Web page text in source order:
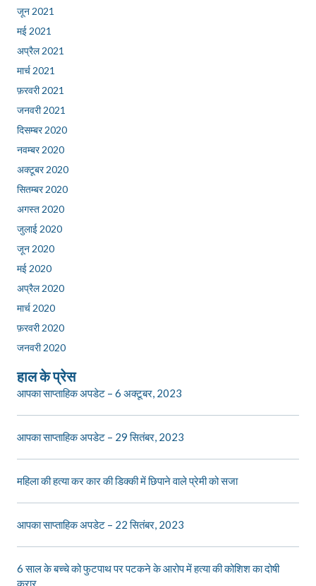
जून 2021
मई 2021
अप्रैल 2021
मार्च 2021
फ़रवरी 2021
जनवरी 2021
दिसम्बर 2020
नवम्बर 2020
अक्टूबर 2020
सितम्बर 2020
अगस्त 2020
जुलाई 2020
जून 2020
मई 2020
अप्रैल 2020
मार्च 2020
फ़रवरी 2020
जनवरी 2020
हाल के प्रेस
आपका साप्ताहिक अपडेट – 6 अक्टूबर, 2023
आपका साप्ताहिक अपडेट – 29 सितंबर, 2023
महिला की हत्या कर कार की डिक्की में छिपाने वाले प्रेमी को सजा
आपका साप्ताहिक अपडेट – 22 सितंबर, 2023
6 साल के बच्चे को फुटपाथ पर पटकने के आरोप में हत्या की कोशिश का दोषी
करार